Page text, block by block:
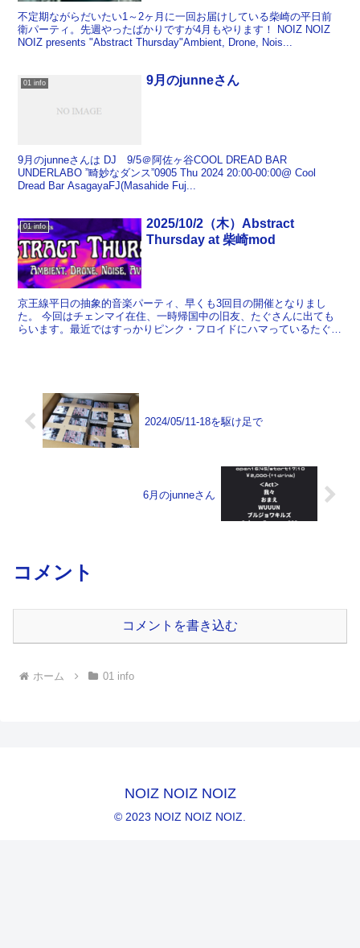
不定期ながらだいたい1～2ヶ月に一回お届けしている柴崎の平日前
衛パーティ。先週やったばかりですが4月もやります！ NOIZ NOIZ
NOIZ presents "Abstract Thursday"Ambient, Drone, Nois...
01 info 9月のjunneさん
9月のjunneさんは DJ 9/5＠阿佐ヶ谷COOL DREAD BAR
UNDERLABO ”畸妙なダンス”0905 Thu 2024 20:00-00:00@ Cool
Dread Bar AsagayaFJ(Masahide Fuj...
01 info
2025/10/2（木）Abstract
Thursday at 柴崎mod
京王線平日の抽象的音楽パーティ、早くも3回目の開催となりまし
た。 今回はチェンマイ在住、一時帰国中の旧友、たぐさんに出ても
らいます。最近ではすっかりピンク・フロイドにハマっているたぐさ
2024/05/11-18を駆け足で
6月のjunneさん
コメント
コメントを書き込む
ホーム 01 info
NOIZ NOIZ NOIZ
© 2023 NOIZ NOIZ NOIZ.